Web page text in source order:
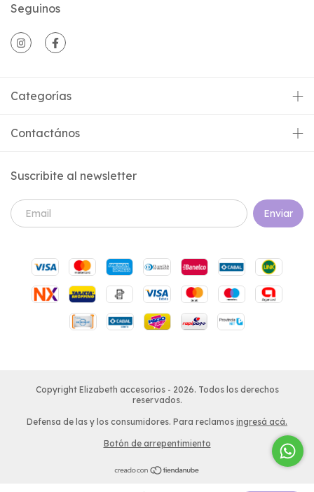
Seguinos
Categorías
Contactános
Suscribite al newsletter
Copyright Elizabeth accesorios - 2026. Todos los derechos
reservados.
Defensa de las y los consumidores. Para reclamos ingresá acá.
Botón de arrepentimiento